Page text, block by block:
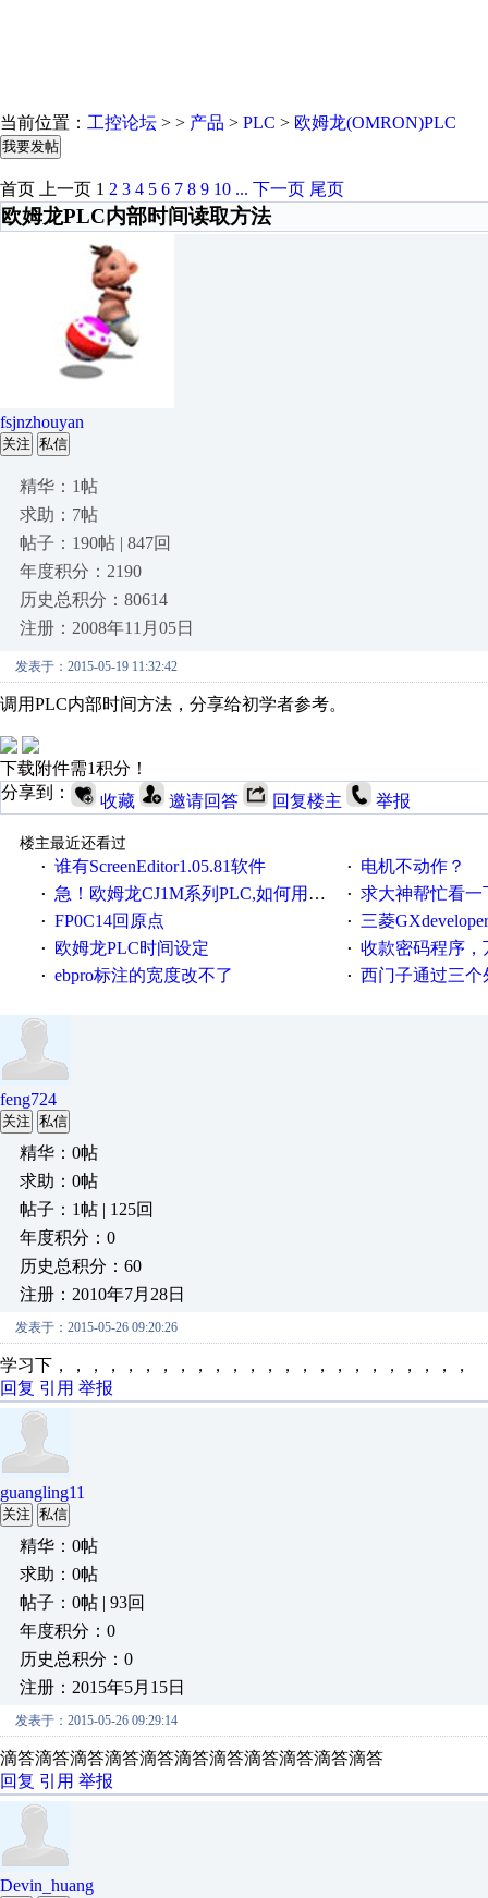
当前位置： 工控论坛 > > 产品 > PLC > 欧姆龙(OMRON)PLC
我要发帖
首页 上一页 1 2 3 4 5 6 7 8 9 10 ... 下一页 尾页
欧姆龙PLC内部时间读取方法
fsjnzhouyan
关注 私信
精华：1帖
求助：7帖
帖子：190帖 | 847回
年度积分：2190
历史总积分：80614
注册：2008年11月05日
发表于：2015-05-19 11:32:42
调用PLC内部时间方法，分享给初学者参考。
下载附件需1积分！
分享到：
收藏 邀请回答 回复楼主 举报
楼主最近还看过
· 谁有ScreenEditor1.05.81软件 · 电机不动作？
· 急！欧姆龙CJ1M系列PLC,如何用时间控制变频器。要求时间在组态王中可以自由输入！拜托各位大神了！ · 求大神帮忙看一
· FP0C14回原点 · 三菱
· 欧姆龙PLC时间设定 · 收款密码程序
· ebpro标注的宽度改不了 · 西门子通过三个外
feng724
关注 私信
精华：0帖
求助：0帖
帖子：1帖 | 125回
年度积分：0
历史总积分：60
注册：2010年7月28日
发表于：2015-05-26 09:20:26
学习下，，，，，，，，，，，，，，，，，，，，，，，，
回复 引用 举报
guangling11
关注 私信
精华：0帖
求助：0帖
帖子：0帖 | 93回
年度积分：0
历史总积分：0
注册：2015年5月15日
发表于：2015-05-26 09:29:14
滴答滴答滴答滴答滴答滴答滴答滴答滴答滴答滴答
回复 引用 举报
Devin_huang